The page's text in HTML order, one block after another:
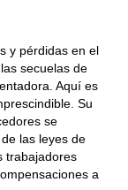
y pérdidas en el
secuelas de
Aquí es
Su
se
las leyes de
trabajadores
a